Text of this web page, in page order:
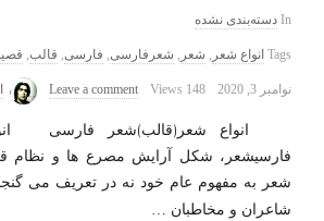
In دسته‌بندی نشده
Tags انواع شعر , شعر , شعرفارسی, فارسی, قالب,
نوامبر 3, 2020 148 Views
Leave a comment
انواع شعر(قالب)شعر فارسی
فارسیشعر، شکل آرایش مصرع ها و نظام
شعر به مفهوم عام خود نه در تعریف می
شاعران و مخاطبان …